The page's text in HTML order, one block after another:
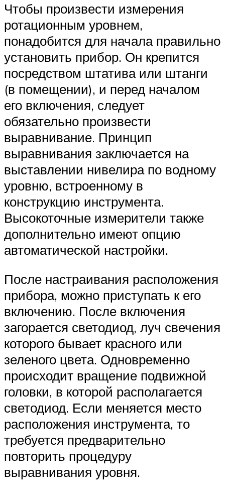
Чтобы произвести измерения
ротационным уровнем,
понадобится для начала правильно
установить прибор. Он крепится
посредством штатива или штанги
(в помещении), и перед началом
его включения, следует
обязательно произвести
выравнивание. Принцип
выравнивания заключается на
выставлении нивелира по водному
уровню, встроенному в
конструкцию инструмента.
Высокоточные измерители также
дополнительно имеют опцию
автоматической настройки.
После настраивания расположения
прибора, можно приступать к его
включению. После включения
загорается светодиод, луч свечения
которого бывает красного или
зеленого цвета. Одновременно
происходит вращение подвижной
головки, в которой располагается
светодиод. Если меняется место
расположения инструмента, то
требуется предварительно
повторить процедуру
выравнивания уровня.